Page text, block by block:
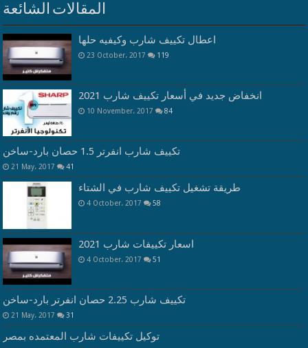
المقالات الشائعة
اعطال تكييف شارب وكيفيه حلها
23 October، 2017 119
انخفاض جديد في أسعار تكييف شارب 2021
10 November، 2017 84
تكييف شارب انفرتر 1.5 حصان بارد-ساخن
21 May، 2017 41
طريقة تشغيل تكييف شارب في الشتاء
4 October، 2017 58
اسعار تكييفات شارب 2021
4 October، 2017 51
تكييف شارب 2.25 حصان انفرتر بارد-ساخن
21 May، 2017 31
توكيل تكييفات شارب المعتمده بمصر